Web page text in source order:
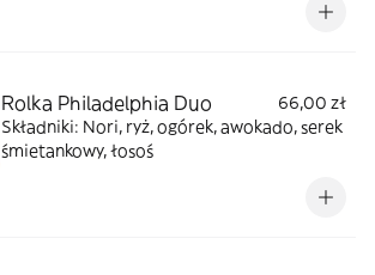
Rolka Philadelphia Duo
66,00 zł
Składniki: Nori, ryż, ogórek, awokado, serek
śmietankowy, łosoś